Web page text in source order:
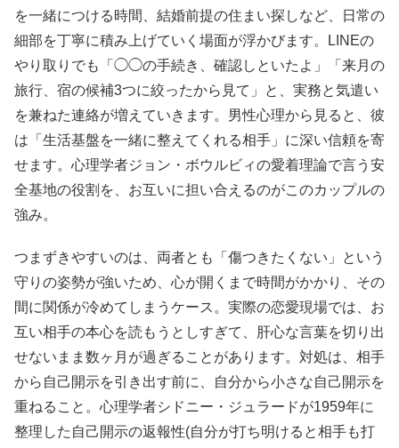
を一緒につける時間、結婚前提の住まい探しなど、日常の
細部を丁寧に積み上げていく場面が浮かびます。LINEの
やり取りでも「◯◯の手続き、確認しといたよ」「来月の
旅行、宿の候補3つに絞ったから見て」と、実務と気遣い
を兼ねた連絡が増えていきます。男性心理から見ると、彼
は「生活基盤を一緒に整えてくれる相手」に深い信頼を寄
せます。心理学者ジョン・ボウルビィの愛着理論で言う安
全基地の役割を、お互いに担い合えるのがこのカップルの
強み。
つまずきやすいのは、両者とも「傷つきたくない」という
守りの姿勢が強いため、心が開くまで時間がかかり、その
間に関係が冷めてしまうケース。実際の恋愛現場では、お
互い相手の本心を読もうとしすぎて、肝心な言葉を切り出
せないまま数ヶ月が過ぎることがあります。対処は、相手
から自己開示を引き出す前に、自分から小さな自己開示を
重ねること。心理学者シドニー・ジュラードが1959年に
整理した自己開示の返報性(自分が打ち明けると相手も打